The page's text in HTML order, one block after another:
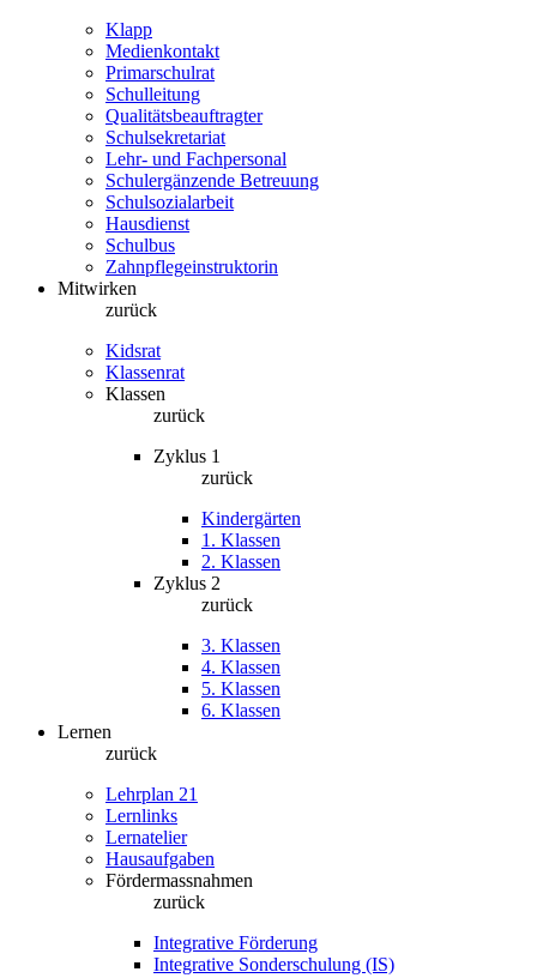
Klapp
Medienkontakt
Primarschulrat
Schulleitung
Qualitätsbeauftragter
Schulsekretariat
Lehr- und Fachpersonal
Schulergänzende Betreuung
Schulsozialarbeit
Hausdienst
Schulbus
Zahnpflegeinstruktorin
Mitwirken
zurück
Kidsrat
Klassenrat
Klassen
zurück
Zyklus 1
zurück
Kindergärten
1. Klassen
2. Klassen
Zyklus 2
zurück
3. Klassen
4. Klassen
5. Klassen
6. Klassen
Lernen
zurück
Lehrplan 21
Lernlinks
Lernatelier
Hausaufgaben
Fördermassnahmen
zurück
Integrative Förderung
Integrative Sonderschulung (IS)